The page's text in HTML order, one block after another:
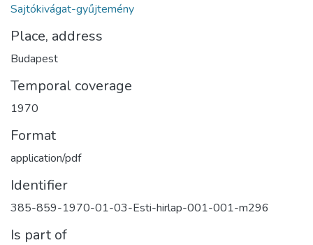
Sajtókivágat-gyűjtemény
Place, address
Budapest
Temporal coverage
1970
Format
application/pdf
Identifier
385-859-1970-01-03-Esti-hirlap-001-001-m296
Is part of